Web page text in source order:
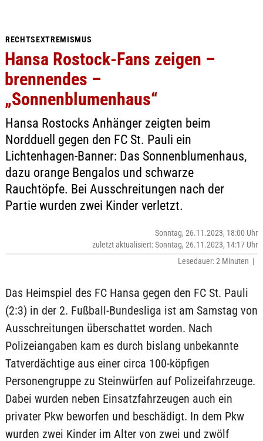
RECHTSEXTREMISMUS
Hansa Rostock-Fans zeigen –
brennendes –
„Sonnenblumenhaus“
Hansa Rostocks Anhänger zeigten beim
Nordduell gegen den FC St. Pauli ein
Lichtenhagen-Banner: Das Sonnenblumenhaus,
dazu orange Bengalos und schwarze
Rauchtöpfe. Bei Ausschreitungen nach der
Partie wurden zwei Kinder verletzt.
Sonntag, 26.11.2023, 18:00 Uhr
zuletzt aktualisiert: Sonntag, 26.11.2023, 14:17 Uhr
Lesedauer: 2 Minuten |
Das Heimspiel des FC Hansa gegen den FC St. Pauli
(2:3) in der 2. Fußball-Bundesliga ist am Samstag von
Ausschreitungen überschattet worden. Nach
Polizeiangaben kam es durch bislang unbekannte
Tatverdächtige aus einer circa 100-köpfigen
Personengruppe zu Steinwürfen auf Polizeifahrzeuge.
Dabei wurden neben Einsatzfahrzeugen auch ein
privater Pkw beworfen und beschädigt. In dem Pkw
wurden zwei Kinder im Alter von zwei und zwölf